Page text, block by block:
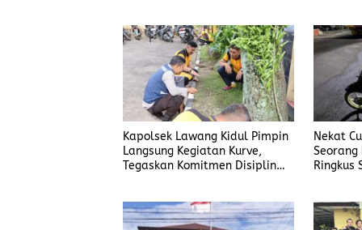
Kapolsek Lawang Kidul Pimpin
Langsung Kegiatan Kurve,
Tegaskan Komitmen Disiplin
Nekat
Ringkus